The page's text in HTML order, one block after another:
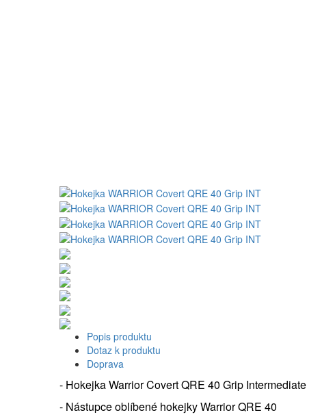
Popis produktu
Dotaz k produktu
Doprava
- Hokejka Warrior Covert QRE 40 Grip Intermediate
- Nástupce oblíbené hokejky Warrior QRE 40